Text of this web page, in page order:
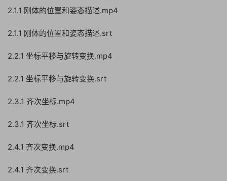
2.1.1 刚体的位置和姿态描述.mp4
2.1.1 刚体的位置和姿态描述.srt
2.2.1 坐标平移与旋转变换.mp4
2.2.1 坐标平移与旋转变换.srt
2.3.1 齐次坐标.mp4
2.3.1 齐次坐标.srt
2.4.1 齐次变换.mp4
2.4.1 齐次变换.srt